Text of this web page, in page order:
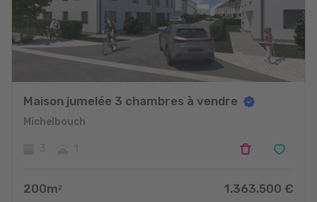
Maison jumelée 3 chambres à vendre
Michelbouch
200m 2 1.363.500 €